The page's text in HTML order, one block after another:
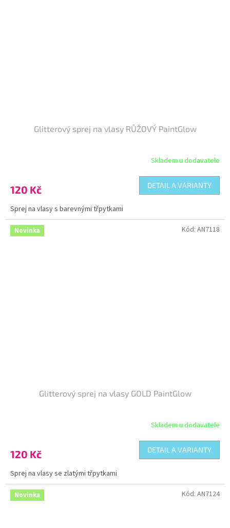
Glitterový sprej na vlasy RŮŽOVÝ PaintGlow
Skladem u dodavatele
120 Kč DETAIL A VARIANTY
Sprej na vlasy s barevnými třpytkami
Novinka
Glitterový sprej na vlasy GOLD PaintGlow
Skladem u dodavatele
120 Kč DETAIL A VARIANTY
Sprej na vlasy se zlatými třpytkami
Kód: AN7118
Novinka Kód: AN7124